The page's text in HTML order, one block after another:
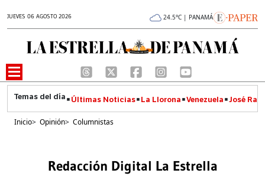
JUEVES 06 AGOSTO 2026 24.5°C | PANAMÁ
Últimas Noticias La Llorona Venezuela José
Inicio> Opinión> Columnistas
Redacción Digital La Estrella